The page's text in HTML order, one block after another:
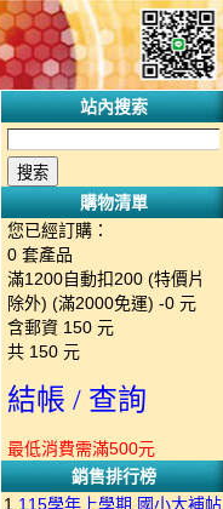
站內搜索
購物清單
您已經訂購：
0 套產品
滿1200自動扣200 (特價片
除外) (滿2000免運) -0 元
含郵資 150 元
共 150 元
結帳 / 查詢
最低消費需滿500元
銷售排行榜
1 115學年上學期 國小大補帖